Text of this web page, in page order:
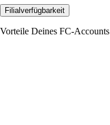
Filialverfügbarkeit
Vorteile Deines FC-Accounts